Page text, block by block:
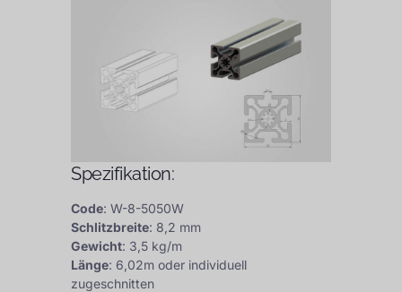
Spezifikation:
Code: W-8-5050W
Schlitzbreite: 8,2 mm
Gewicht: 3,5 kg/m
Länge: 6,02m oder individuell
zugeschnitten